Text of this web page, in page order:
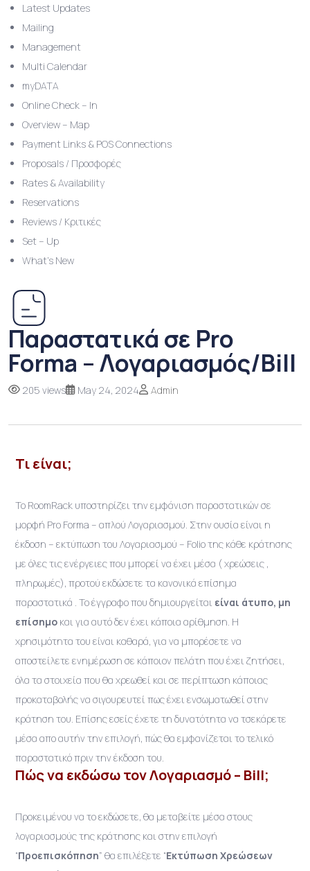
Latest Updates
Mailing
Management
Multi Calendar
myDATA
Online Check – In
Overview – Map
Payment Links & POS Connections
Proposals / Προσφορές
Rates & Availability
Reservations
Reviews / Κριτικές
Set – Up
What’s New
Παραστατικά σε Pro
Forma – Λογαριασμός/Bill
205 views May 24, 2024 Admin
Τι είναι;
Το RoomRack υποστηρίζει την εμφάνιση παραστατικών σε
μορφή Pro Forma – απλού Λογαριασμού. Στην ουσία είναι η
έκδοση – εκτύπωση του Λογαριασμού – Folio της κάθε κράτησης
με όλες τις ενέργειες που μπορεί να έχει μέσα ( χρεώσεις ,
πληρωμές), προτού εκδώσετε τα κανονικά επίσημα
παραστατικά . Το έγγραφο που δημιουργείται είναι άτυπο, μη
επίσημο και για αυτό δεν έχει κάποια αρίθμηση. Η
χρησιμότητα του είναι καθαρά, για να μπορέσετε να
αποστείλετε ενημέρωση σε κάποιον πελάτη που έχει ζητήσει,
όλα τα στοιχεία που θα χρεωθεί και σε περίπτωση κάποιας
προκαταβολής να σιγουρευτεί πως έχει ενσωματωθεί στην
κράτηση του. Επίσης εσείς έχετε τη δυνατότητα να τσεκάρετε
μέσα απο αυτήν την επιλογή, πώς θα εμφανίζεται το τελικό
παραστατικό πριν την έκδοση του.
Πώς να εκδώσω τον Λογαριασμό – Bill;
Προκειμένου να το εκδώσετε, θα μεταβείτε μέσα στους
λογαριασμούς της κράτησης και στην επιλογή
“Προεπισκόπηση” θα επιλέξετε “Εκτύπωση Χρεώσεων